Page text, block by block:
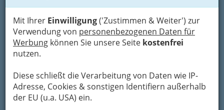
Mit Ihrer Einwilligung('Zustimmen & Weiter') zur
Verwendung von personenbezogenen Daten für
Werbung können Sie unsere Seite kostenfrei
nutzen.
Diese schließt die Verarbeitung von Daten wie IP-
Adresse, Cookies & sonstigen Identifiern außerhalb
der EU (u.a. USA) ein.
Karte
Adresse mit Google Maps anschauen
Kontaktaufnahme